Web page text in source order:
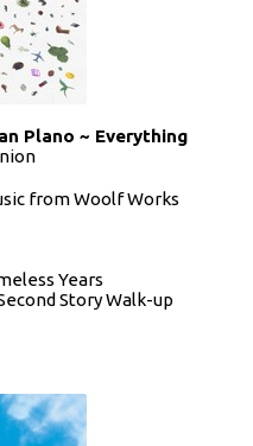
Plano ~ Everything
from Woolf Works
Years
Story Walk-up